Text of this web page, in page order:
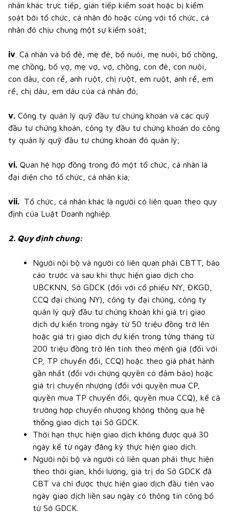
nhân khác trực tiếp, gián tiếp kiểm soát hoặc bị kiểm
soát bởi tổ chức, cá nhân đó hoặc cùng với tổ chức, cá
nhân đó chịu chung một sự kiểm soát;
iv . Cá nhân và bố đẻ, mẹ đẻ, bố nuôi, mẹ nuôi, bố chồng,
mẹ chồng, bố vợ, mẹ vợ, vợ, chồng, con đẻ, con nuôi,
con dâu, con rể, anh ruột, chị ruột, em ruột, anh rể, em
rể, chị dâu, em dâu của cá nhân đó;
v. Công ty quản lý quỹ đầu tư chứng khoán và các quỹ
đầu tư chứng khoán, công ty đầu tư chứng khoán do công
ty quản lý quỹ đầu tư chứng khoán đó quản lý;
vi. Quan hệ hợp đồng trong đó một tổ chức, cá nhân là
đại diện cho tổ chức, cá nhân kia;
vii. Tổ chức, cá nhân khác là người có liên quan theo quy
định của Luật Doanh nghiệp.
2. Quy định chung:
Người nội bộ và người có liên quan phải CBTT, báo
cáo trước và sau khi thực hiện giao dịch cho
UBCKNN, Sở GDCK (đối với cổ phiếu NY, ĐKGD,
CCQ đại chúng NY), công ty đại chúng, công ty
quản lý quỹ đầu tư chứng khoán khi giá trị giao
dịch dự kiến trong ngày từ 50 triệu đồng trở lên
hoặc giá trị giao dịch dự kiến trong từng tháng từ
200 triệu đồng trở lên tính theo mệnh giá (đối với
CP, TP chuyển đổi, CCQ) hoặc theo giá phát hành
gần nhất (đối với chứng quyền có đảm bảo) hoặc
giá trị chuyển nhượng (đối với quyền mua CP,
quyền mua TP chuyển đổi, quyền mua CCQ), kể cả
trường hợp chuyển nhượng không thông qua hệ
thống giao dịch tại Sở GDCK.
Thời hạn thực hiện giao dịch không được quá 30
ngày kể từ ngày đăng ký thực hiện giao dịch.
Người nội bộ và người có liên quan phải thực hiện
theo thời gian, khối lượng, giá trị do Sở GDCK đã
CBT và chỉ được thực hiện giao dịch đầu tiên vào
ngày giao dịch liền sau ngày có thông tin công bố
từ Sở GDCK.